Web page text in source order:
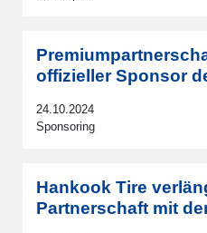
offizieller Sponsor
24.10.2024
Sponsoring
Hankook Tire
Partnerschaft mit